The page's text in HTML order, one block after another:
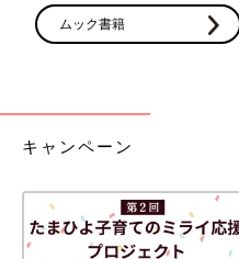
ムック書籍
キャンペーン